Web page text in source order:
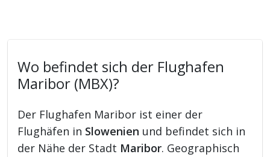
Wo befindet sich der Flughafen
Maribor (MBX)?
Der Flughafen Maribor ist einer der
Flughäfen in Slowenien und befindet sich in
der Nähe der Stadt Maribor. Geographisch